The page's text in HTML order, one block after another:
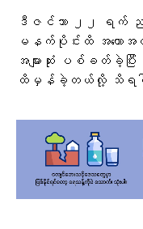
ဒီဇင်ဘာ ၂၂ ရက်
မနက်ပိုင်းထိ အတောအတွ
အများဆုံး ပစ်ခတ်ခဲ့
ထိမှန်ခဲ့တယ်လို့ သိရ